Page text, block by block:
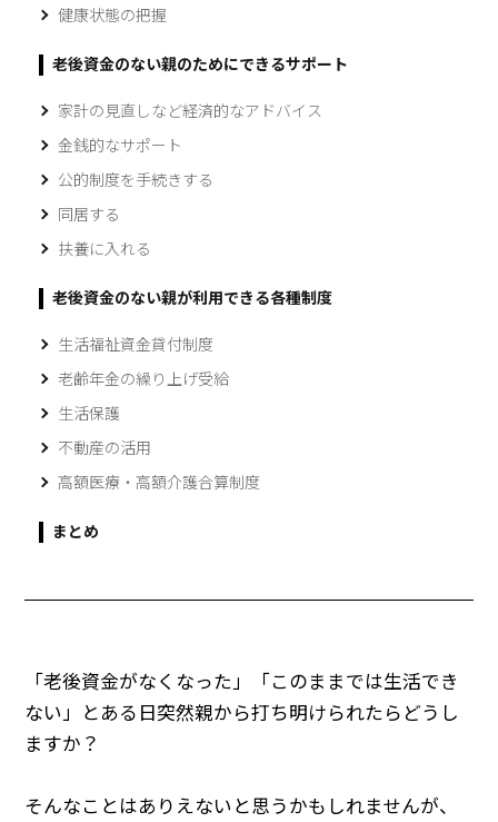
健康状態の把握
老後資金のない親のためにできるサポート
家計の見直しなど経済的なアドバイス
金銭的なサポート
公的制度を手続きする
同居する
扶養に入れる
老後資金のない親が利用できる各種制度
生活福祉資金貸付制度
老齢年金の繰り上げ受給
生活保護
不動産の活用
高額医療・高額介護合算制度
まとめ
「老後資金がなくなった」「このままでは生活でき
ない」とある日突然親から打ち明けられたらどうし
ますか？
そんなことはありえないと思うかもしれませんが、